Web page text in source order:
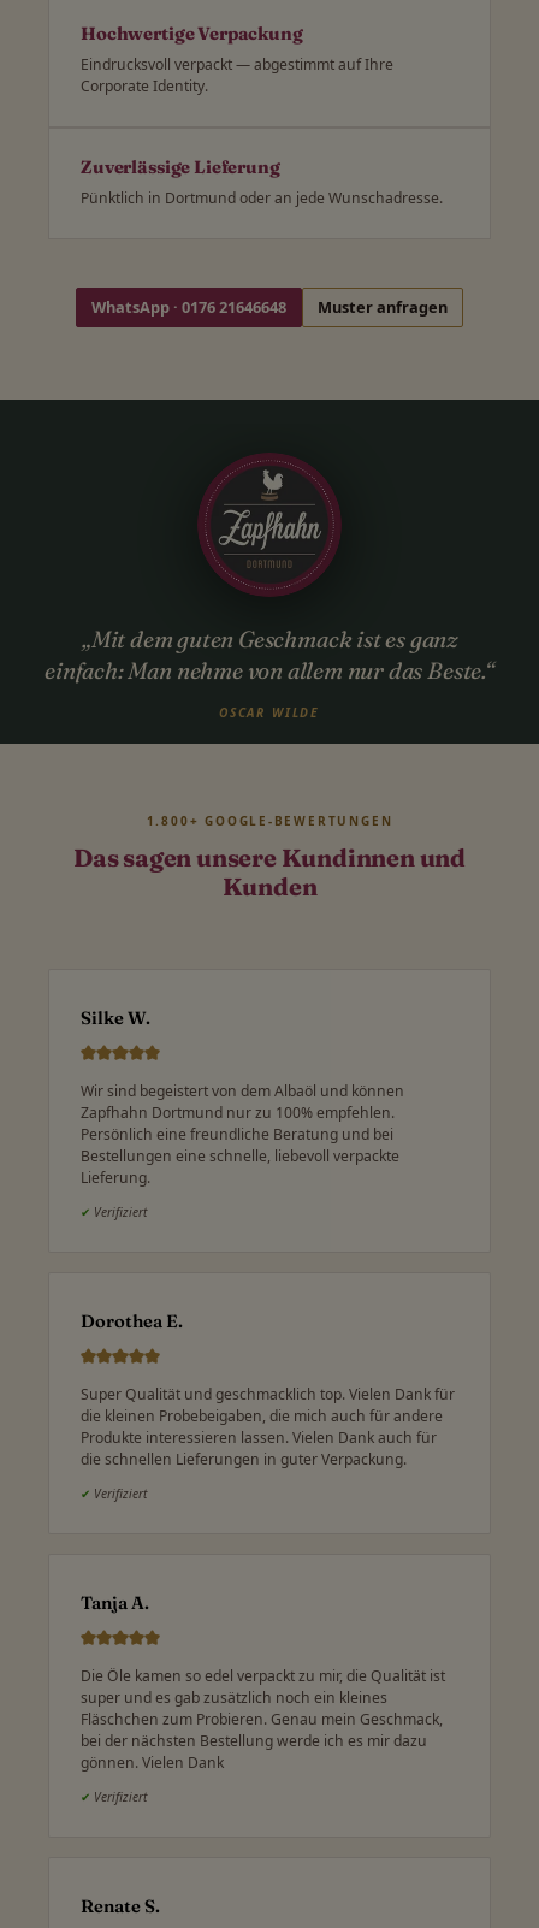
Hochwertige Verpackung
Eindrucksvoll verpackt — abgestimmt auf Ihre
Corporate Identity.
Zuverlässige Lieferung
Pünktlich in Dortmund oder an jede Wunschadresse.
WhatsApp · 0176 21646648 Muster anfragen
„Mit dem guten Geschmack ist es ganz
einfach: Man nehme von allem nur das Beste.“
OSCAR WILDE
Das sagen unsere Kundinnen und
Kunden
1.800+ GOOGLE-BEWERTUNGEN
Silke W.
Wir sind begeistert von dem Albaöl und können
Zapfhahn Dortmund nur zu 100% empfehlen.
Persönlich eine freundliche Beratung und bei
Bestellungen eine schnelle, liebevoll verpackte
Lieferung.
✔ Verifiziert
Dorothea E.
Super Qualität und geschmacklich top. Vielen Dank für
die kleinen Probebeigaben, die mich auch für andere
Produkte interessieren lassen. Vielen Dank auch für
die schnellen Lieferungen in guter Verpackung.
✔ Verifiziert
Tanja A.
Die Öle kamen so edel verpackt zu mir, die Qualität ist
super und es gab zusätzlich noch ein kleines
Fläschchen zum Probieren. Genau mein Geschmack,
bei der nächsten Bestellung werde ich es mir dazu
gönnen. Vielen Dank
✔ Verifiziert
Renate S.